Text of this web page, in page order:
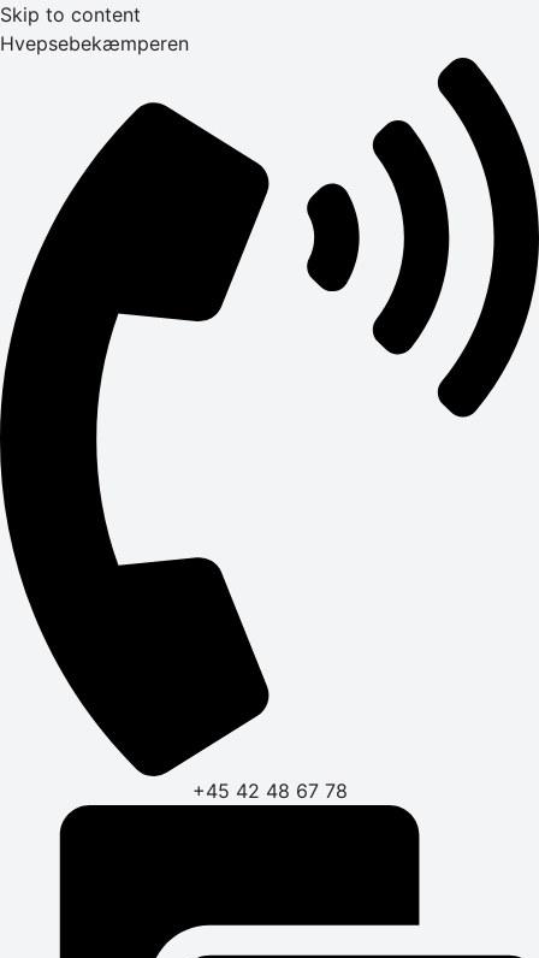
Skip to content
Hvepsebekæmperen
+45 42 48 67 78